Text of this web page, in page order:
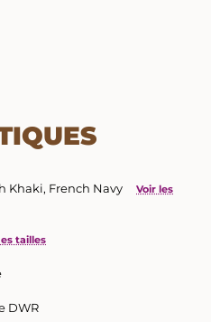
Khaki, French Navy
Voir les
tailles
DWR